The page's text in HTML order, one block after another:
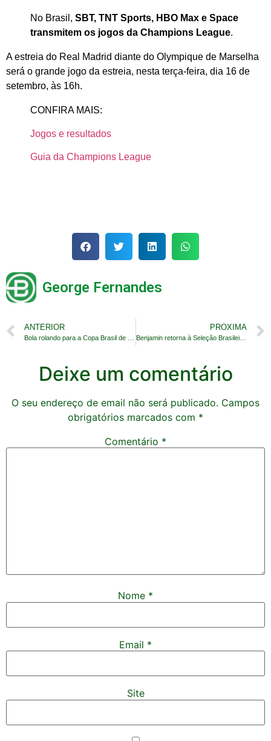
No Brasil, SBT, TNT Sports, HBO Max e Space
transmitem os jogos da Champions League.
A estreia do Real Madrid diante do Olympique de Marselha
será o grande jogo da estreia, nesta terça-feira, dia 16 de
setembro, às 16h.
CONFIRA MAIS:
Jogos e resultados
Guia da Champions League
George Fernandes
ANTERIOR PROXIMA
Benjamin retorna à Seleção Brasileira de beach soccer
Deixe um comentário
O seu endereço de email não será publicado. Campos
obrigatórios marcados com *
Comentário *
Nome *
Email *
Site